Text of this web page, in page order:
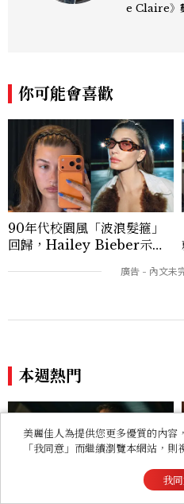
e Claire》
你可能會喜歡
90年代校園風「波浪髮箍」
回歸，Hailey Bieber示範
u髮箍未開賣先爆紅！
2/16上映！三大宇宙英雄對
抗末日博士，史蒂芬羅傑斯回
看過此篇文章的人也喜
美麗佳人為提供您更多優質的內容
「我同意」而繼續瀏覽本網站，則
我